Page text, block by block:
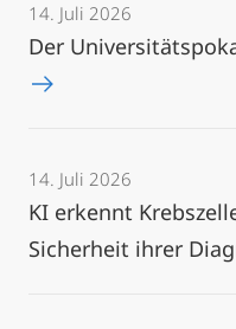
14. Juli 2026
Der
14. Juli 2026
KI erkennt
Sicherheit ihrer